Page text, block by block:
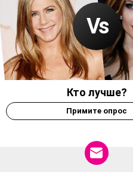
Кто лучше?
Примите опрос